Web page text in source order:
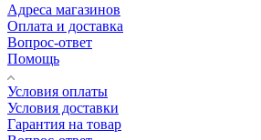
Адреса магазинов
Оплата и доставка
Вопрос-ответ
Помощь
Условия оплаты
Условия доставки
Гарантия на товар